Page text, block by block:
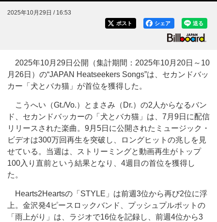
2025年10月29日 / 16:53
送る
シェア
ポスト
2025年10月29日公開（集計期間：2025年10月20日～10
月26日）の“JAPAN Heatseekers Songs”は、セカンドバッ
カー「犬とバカ猫」が首位を獲得した。
こうへい（Gt./Vo.）とまさみ（Dr.）の2人からなるバン
ド、セカンドバッカーの「犬とバカ猫」は、7月9日に配信
リリースされた楽曲。9月5日に公開されたミュージック・
ビデオは300万回再生を突破し、ロングヒットの兆しを見
せている。当週は、ストリーミングと動画再生がトップ
100入り直前という結果となり、4週目の首位を獲得し
た。
Hearts2Heartsの「STYLE」は前週3位から再び2位に浮
上。金沢発4ピースロックバンド、プッシュプルポットの
「雨上がり」は、ラジオで16位を記録し、前週4位から3